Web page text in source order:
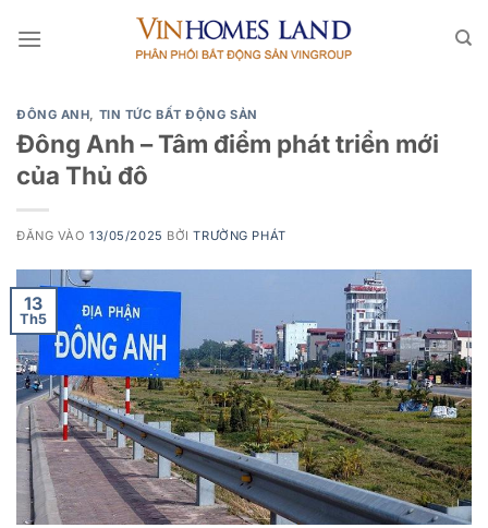
qua
ĐÔNG ANH, TIN TỨC BẤT ĐỘNG SẢN
Đông Anh – Tâm điểm phát triển mới
của Thủ đô
ĐĂNG VÀO13/05/2025 BỞITRƯỜNG PHÁT
13
Th5